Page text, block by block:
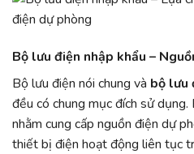
Bộ lưu điện nhập khẩu –
Bộ lưu điện nói chung và bộ lưu
đều có chung mục đích sử
nhằm cung cấp nguồn điện dự
thiết bị điện hoạt động liên tục